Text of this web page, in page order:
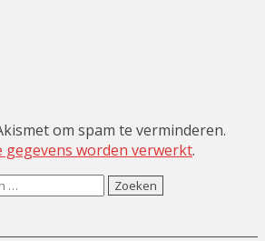
om spam te verminderen.
gegevens worden verwerkt.